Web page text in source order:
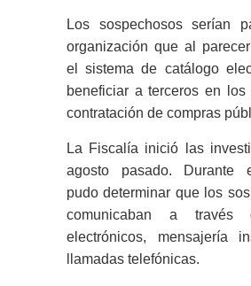
Los sospechosos serían
organización que al
el sistema de catálogo
beneficiar a terceros en los
contratación de compras
La Fiscalía inició las
agosto pasado. Durante
pudo determinar que los
comunicaban a través
electrónicos, mensajería
llamadas telefónicas.